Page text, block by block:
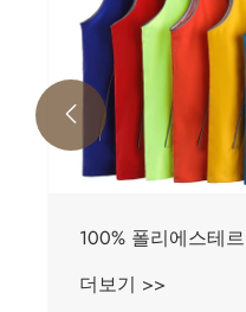
100% 폴리에스테
더보기 >>
